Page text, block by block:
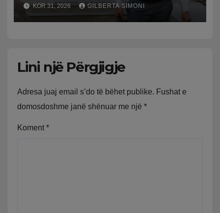
ndryshon masën e arrestit
KOR 31, 2026 GILBERTA SIMONI
Lini një Përgjigje
Adresa juaj email s’do të bëhet publike. Fushat e
domosdoshme janë shënuar me një *
Koment *